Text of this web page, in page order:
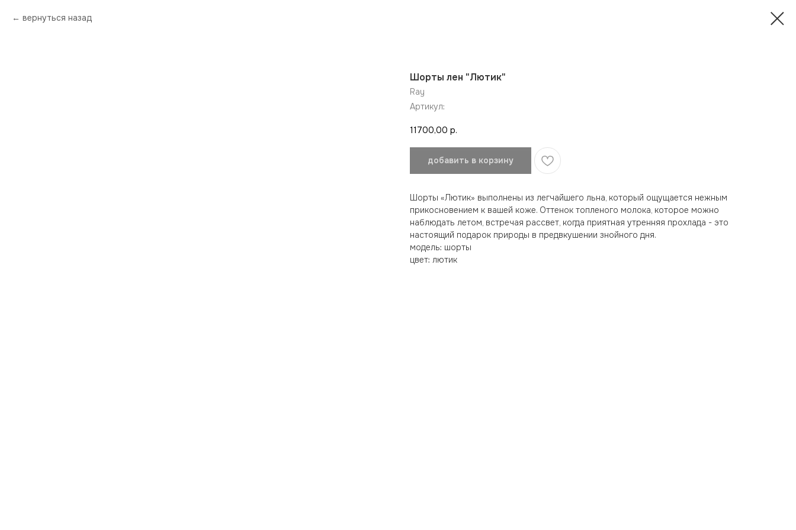
вернуться назад
Шорты лен "Лютик"
Ray
Артикул:
11700,00 р.
добавить в корзину
Шорты «Лютик» выполнены из легчайшего льна, который ощущается нежным
прикосновением к вашей коже. Оттенок топленого молока, которое можно
наблюдать летом, встречая рассвет, когда приятная утренняя прохлада - это
настоящий подарок природы в предвкушении знойного дня.
модель: шорты
цвет: лютик